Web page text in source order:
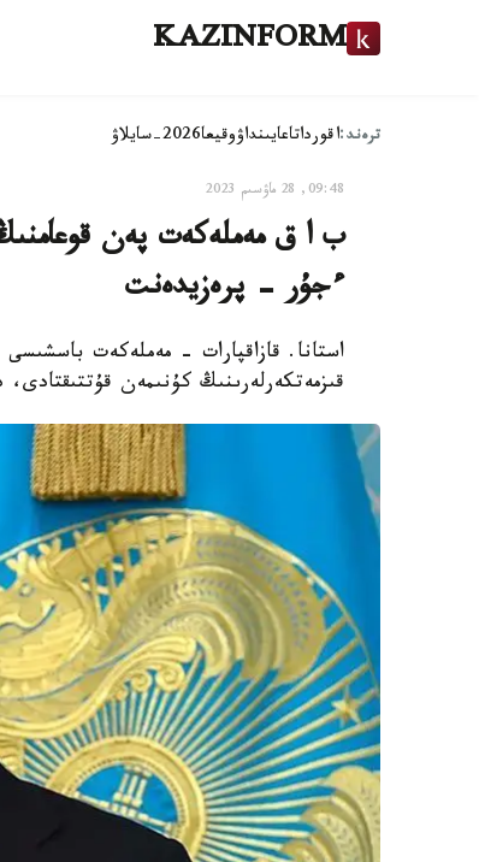
KAZINFORM
ترەند:اقورداتاعايىنداۋوقيعا2026-سايلاۋ
09:48, 28 ماۋسىم 2023
ب ا ق مەملەكەت پەن
ءجۇر - پرەزيدەنت
استانا. قازاقپارات - مەملەكەت باسشىسى
قىزمەتكەرلەرىنىڭ كۇنىمەن قۇتتىقتادى،